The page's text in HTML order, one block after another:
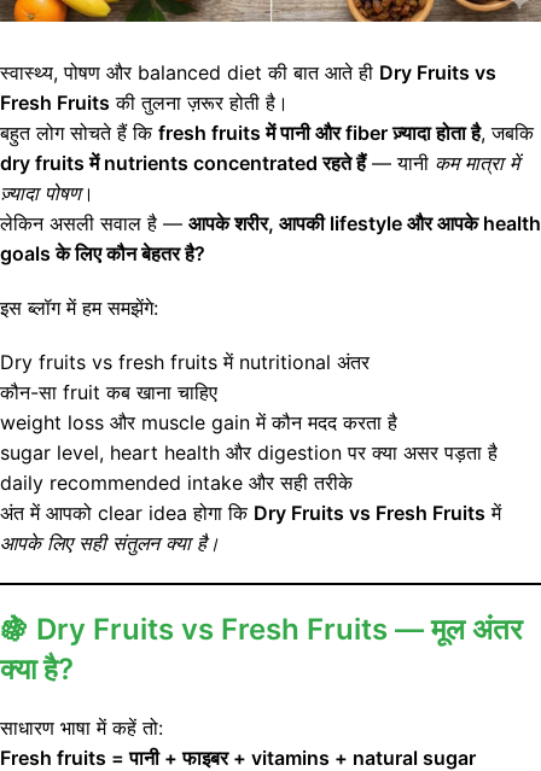
स्वास्थ्य, पोषण और balanced diet की बात आते ही Dry Fruits vs
Fresh Fruits की तुलना ज़रूर होती है।
बहुत लोग सोचते हैं कि fresh fruits में पानी और fiber ज़्यादा होता है, जबकि
dry fruits में nutrients concentrated रहते हैं— यानी कम मात्रा में
ज़्यादा पोषण।
लेकिन असली सवाल है — आपके शरीर, आपकी lifestyle और आपके health
goals के लिए कौन बेहतर है?
इस ब्लॉग में हम समझेंगे:
Dry fruits vs fresh fruits में nutritional अंतर
कौन-सा fruit कब खाना चाहिए
weight loss और muscle gain में कौन मदद करता है
sugar level, heart health और digestion पर क्या असर पड़ता है
daily recommended intake और सही तरीके
अंत में आपको clear idea होगा कि Dry Fruits vs Fresh Fruits में
आपके लिए सही संतुलन क्या है।
🍇 Dry Fruits vs Fresh Fruits — मूल अंतर
क्या है?
साधारण भाषा में कहें तो:
Fresh fruits = पानी + फाइबर + vitamins + natural sugar